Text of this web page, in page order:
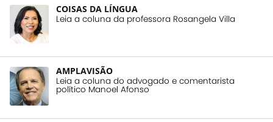
COISAS DA LÍNGUA
Leia a coluna da professora Rosangela Villa
AMPLAVISÃO
Leia a coluna do advogado e comentarista
político Manoel Afonso